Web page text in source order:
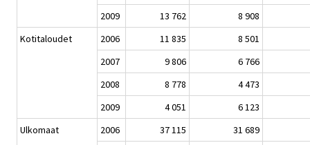
2009
13 762
8 908
Kotitaloudet
2006 11 835
8 501
2007
9 806
6 766
2008
8 778
4 473
2009
4 051
6 123
Ulkomaat
2006 37 115
31 689